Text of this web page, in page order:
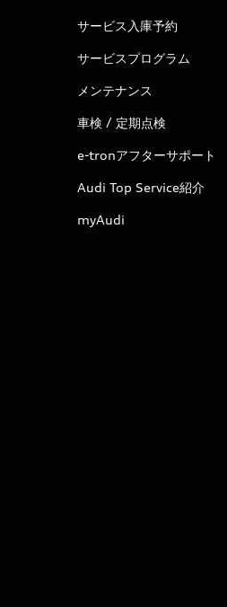
サービス入庫予約
サービスプログラム
メンテナンス
車検 / 定期点検
e-tronアフターサポート
Audi Top Service紹介
myAudi